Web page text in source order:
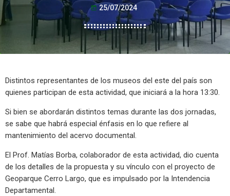
today 25/07/2024
Distintos representantes de los museos del este del país son
quienes participan de esta actividad, que iniciará a la hora 13:30.
Si bien se abordarán distintos temas durante las dos jornadas,
se sabe que habrá especial énfasis en lo que refiere al
mantenimiento del acervo documental.
El Prof. Matías Borba, colaborador de esta actividad, dio cuenta
de los detalles de la propuesta y su vínculo con el proyecto de
Geoparque Cerro Largo, que es impulsado por la Intendencia
Departamental.